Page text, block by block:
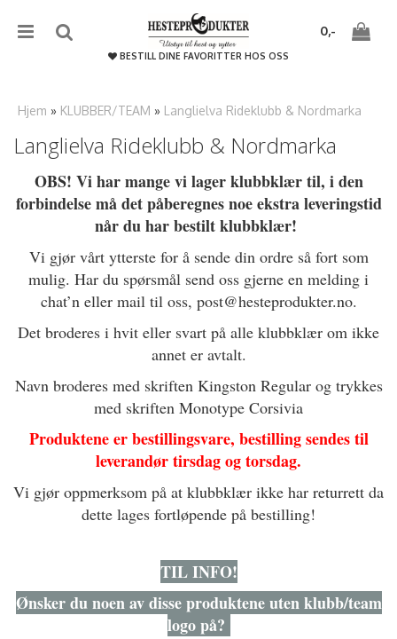
{/literal}����������
0,-
BESTILL DINE FAVORITTER HOS OSS
Hjem » KLUBBER/TEAM » Langlielva Rideklubb & Nordmarka
Langlielva Rideklubb & Nordmarka
OBS! Vi har mange vi lager klubbklær til, i den
forbindelse må det påberegnes noe ekstra leveringstid
når du har bestilt klubbklær!
Vi gjør vårt ytterste for å sende din ordre så fort som
mulig. Har du spørsmål send oss gjerne en melding i
chat’n eller mail til oss, post@hesteprodukter.no.
Det broderes i hvit eller svart på alle klubbklær om ikke
annet er avtalt.
Navn broderes med skriften Kingston Regular og trykkes
med skriften Monotype Corsivia
Produktene er bestillingsvare, bestilling sendes til
leverandør tirsdag og torsdag.
Vi gjør oppmerksom på at klubbklær ikke har returrett da
dette lages fortløpende på bestilling!
TIL INFO!
Ønsker du noen av disse produktene uten klubb/team
logo på?
Trykk ENTER for å søke